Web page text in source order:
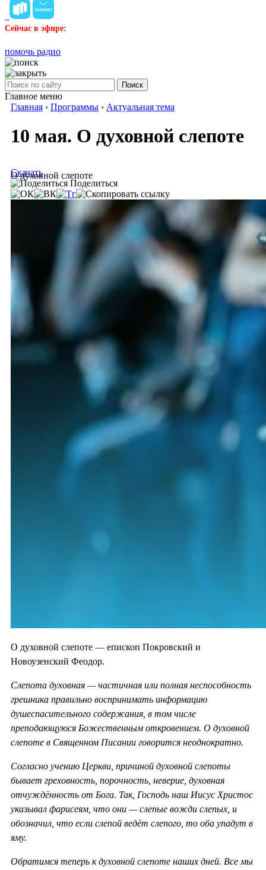
Сейчас в эфире:
помочь радио
Поиск
Главное меню
Главная › Программы › Актуальная тема
10 мая. О духовной слепоте
О духовной слепоте
Скачать
Поделиться
О духовной слепоте — епископ Покровский и
Новоузенский Феодор.
Слепота духовная — частичная или полная неспособность
грешника правильно воспринимать информацию
душеспасительного содержания, в том числе
преподающуюся Божественным откровением. О духовной
слепоте в Священном Писании говорится неоднократно.
Согласно учению Церкви, причиной духовной слепоты
бывает греховность, порочность, неверие, духовная
отчуждённость от Бога. Так, Господь наш Иисус Христос
указывал фарисеям, что они — слепые вожди слепых, и
обозначил, что если слепой ведёт слепого, то оба упадут в
яму.
Обратимся теперь к духовной слепоте наших дней. Все мы